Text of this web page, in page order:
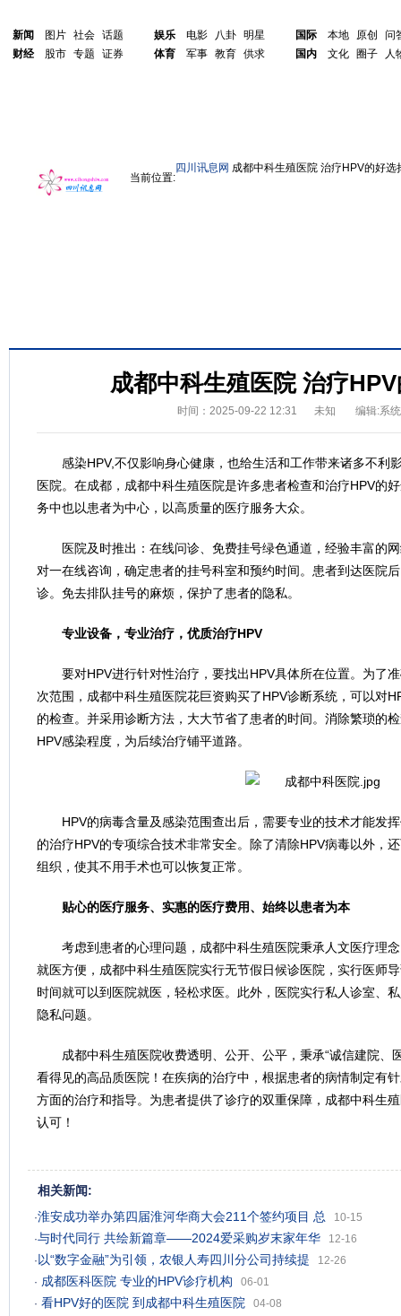
新闻 图片 社会 话题
财经
股市 专题 证券
娱乐 电影 八卦 明星
体育
军事 教育 供求
国际 本地 原创
问
国内
文化 圈子 人
当前位置:
四川讯息网 成都中科生殖医院 治疗HPV的好选
成都中科生殖医院 治疗
时间：2025-09-22 12:31 未知 编辑:系
感染HPV,不仅影响身心健康，也给生活和工作带来诸多不利
医院。在成都，成都中科生殖医院是许多患者检查和治疗HPV的
务中也以患者为中心，以高质量的医疗服务大众。
医院及时推出：在线问诊、免费挂号绿色通道，经验丰富的
对一在线咨询，确定患者的挂号科室和预约时间。患者到达医院
诊。免去排队挂号的麻烦，保护了患者的隐私。
专业设备，专业治疗，优质治疗HPV
要对HPV进行针对性治疗，要找出HPV具体所在位置。为了
次范围，成都中科生殖医院花巨资购买了HPV诊断系统，可以对
的检查。并采用诊断方法，大大节省了患者的时间。消除繁琐的
HPV感染程度，为后续治疗铺平道路。
HPV的病毒含量及感染范围查出后，需要专业的技术才能发
的治疗HPV的专项综合技术非常安全。除了清除HPV病毒以外，
组织，使其不用手术也可以恢复正常。
贴心的医疗服务、实惠的医疗费用、始终以患者为本
考虑到患者的心理问题，成都中科生殖医院秉承人文医疗理
就医方便，成都中科生殖医院实行无节假日候诊医院，实行医师
时间就可以到医院就医，轻松求医。此外，医院实行私人诊室、
隐私问题。
成都中科生殖医院收费透明、公开、公平，秉承“诚信建院、
看得见的高品质医院！在疾病的治疗中，根据患者的病情制定有
方面的治疗和指导。为患者提供了诊疗的双重保障，成都中科生
认可！
相关新闻:
·淮安成功举办第四届淮河华商大会211个签约项目 总
10-15
·与时代同行 共绘新篇章——2024爱采购岁末家年华
12-16
· 以“数字金融”为引领，农银人寿四川分公司持续提
12-26
· 成都医科医院 专业的HPV诊疗机构
06-01
· 看HPV好的医院 到成都中科生殖医院
04-08